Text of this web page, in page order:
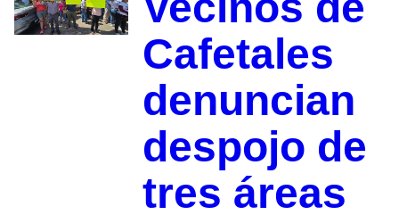
Cafetales
denuncian
despojo de
tres áreas